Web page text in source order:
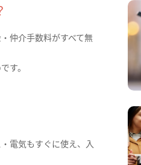
仲介手数料がすべて無
す。
電気もすぐに使え、入